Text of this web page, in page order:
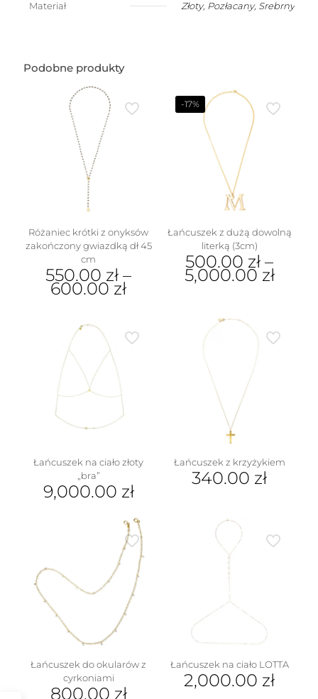
w
wzór1
Materiał Złoty, Pozłacany, Srebrny
Podobne produkty
Różaniec krótki z onyksów
zakończony gwiazdką dł 45
cm
550.00 zł –
600.00 zł
ma
wiele
wariantów.
Opcje
można
wybrać
stronie
-17%
Łańcuszek z dużą dowolną
literką (3cm)
500.00 zł –
5,000.00 zł
ma
wiele
wariantów.
można
wybrać
na
stronie
produktu
Łańcuszek na ciało złoty
„bra”
9,000.00 zł
Łańcuszek z krzyżykiem
340.00 zł
Łańcuszek do okularów z
cyrkoniami
800.00 zł
Łańcuszek na ciało LOTTA
2,000.00 zł